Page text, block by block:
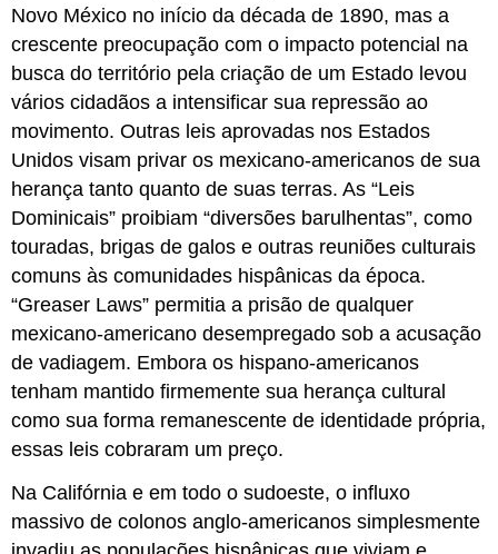
Novo México no início da década de 1890, mas a
crescente preocupação com o impacto potencial na
busca do território pela criação de um Estado levou
vários cidadãos a intensificar sua repressão ao
movimento. Outras leis aprovadas nos Estados
Unidos visam privar os mexicano-americanos de sua
herança tanto quanto de suas terras. As “Leis
Dominicais” proibiam “diversões barulhentas”, como
touradas, brigas de galos e outras reuniões culturais
comuns às comunidades hispânicas da época.
“Greaser Laws” permitia a prisão de qualquer
mexicano-americano desempregado sob a acusação
de vadiagem. Embora os hispano-americanos
tenham mantido firmemente sua herança cultural
como sua forma remanescente de identidade própria,
essas leis cobraram um preço.
Na Califórnia e em todo o sudoeste, o influxo
massivo de colonos anglo-americanos simplesmente